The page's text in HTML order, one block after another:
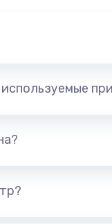
используемые